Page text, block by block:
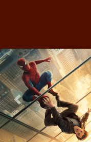
Previous